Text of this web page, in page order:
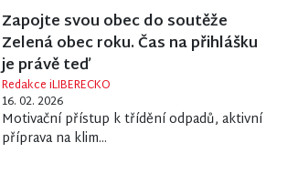
Zapojte svou obec do soutěže
Zelená obec roku. Čas na přihlášku
je právě teď
Redakce iLIBERECKO
16. 02. 2026
Motivační přístup k třídění odpadů, aktivní
příprava na klim...